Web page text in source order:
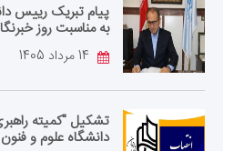
پیام تبریک رییس
به مناسبت روز
تشکیل "کمیته
دانشگاه علوم و فنون